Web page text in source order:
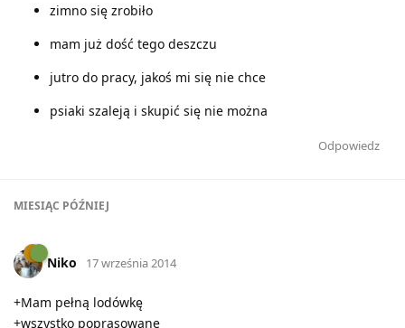
zimno się zrobiło
mam już dość tego deszczu
jutro do pracy, jakoś mi się nie chce
psiaki szaleją i skupić się nie można
Odpowiedz
MIESIĄC PÓŹNIEJ
Niko 17 września 2014
+Mam pełną lodówkę
+wszystko poprasowane